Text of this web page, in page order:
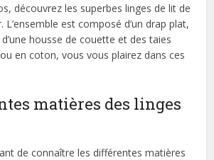
découvrez les superbes linges de lit de
L’ensemble est composé d’un drap plat,
d’une housse de couette et des taies
ou en coton, vous vous plairez dans ces
matières des linges
de connaître les différentes matières